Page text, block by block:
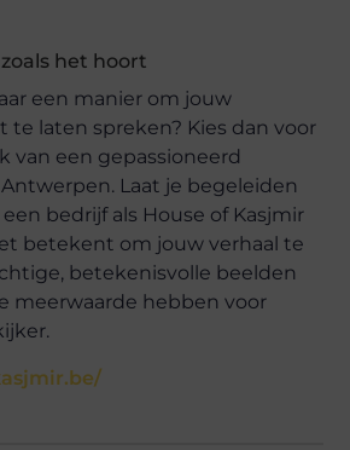
het hoort
een manier om jouw
te laten spreken? Kies dan voor
van een gepassioneerd
Laat je begeleiden
bedrijf als House of Kasjmir
betekent om jouw verhaal te
betekenisvolle beelden
meerwaarde hebben voor